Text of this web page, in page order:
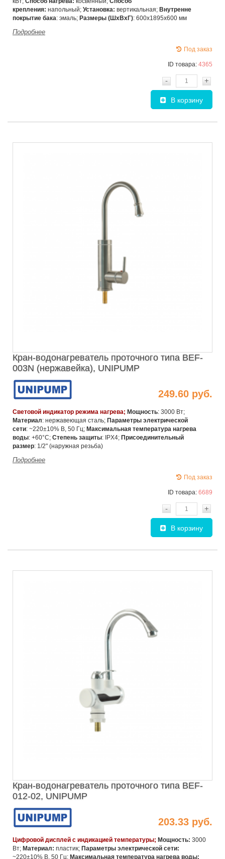
крепления: напольный; Установка: вертикальная; Внутренне
покрытие бака: эмаль; Размеры (ШхВхГ): 600x1895x600 мм
Подробнее
Под заказ
ID товара: 4365
- +
В корзину
Кран-водонагреватель проточного типа BEF-
003N (нержавейка), UNIPUMP
249.60 руб.
Световой индикатор режима нагрева; Мощность: 3000 Вт;
Материал: нержавеющая сталь; Параметры электрической
сети: ~220±10% В, 50 Гц; Максимальная температура нагрева
воды: +60°С; Степень защиты: IPX4; Присоединительный
размер: 1/2" (наружная резьба)
Подробнее
Под заказ
ID товара: 6689
- +
В корзину
Кран-водонагреватель проточного типа BEF-
012-02, UNIPUMP
203.33 руб.
Цифровой дисплей с индикацией температуры; Мощность: 3000
Вт; Материал: пластик; Параметры электрической сети:
~220±10% В, 50 Гц; Максимальная температура нагрева воды: